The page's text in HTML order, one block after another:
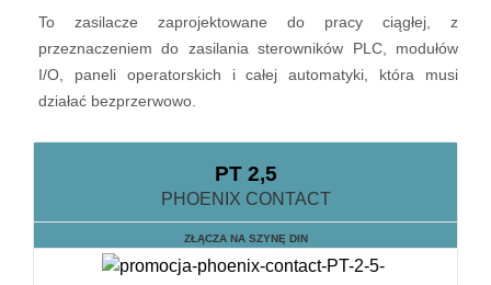
To zasilacze zaprojektowane do pracy ciągłej, z
przeznaczeniem do zasilania sterowników PLC, modułów
I/O, paneli operatorskich i całej automatyki, która musi
działać bezprzerwowo.
PT 2,5
PHOENIX CONTACT
ZŁĄCZA NA SZYNĘ DIN